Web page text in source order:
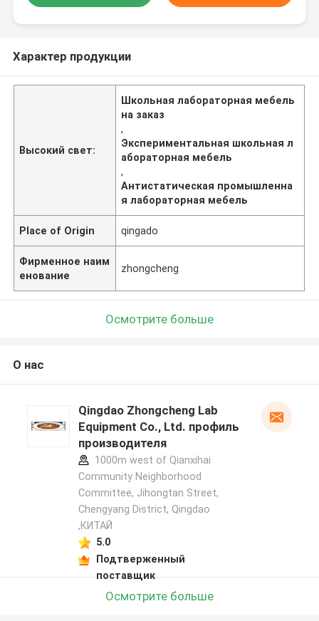
Характер продукции
Высокий свет:
Школьная лабораторная мебель
на заказ
,
Экспериментальная школьная л
абораторная мебель
,
Антистатическая промышленна
я лабораторная мебель
Place of Origin qingado
Фирменное наим
енование
zhongcheng
Осмотрите больше
О нас
Qingdao Zhongcheng Lab
Equipment Co., Ltd. профиль
производителя
1000m west of Qianxihai
Community Neighborhood
Committee, Jihongtan Street,
Chengyang District, Qingdao
,КИТАЙ
5.0
Подтверженный
поставщик
Осмотрите больше